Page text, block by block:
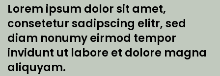
Lorem ipsum dolor sit amet,
consetetur sadipscing elitr, sed
diam nonumy eirmod tempor
invidunt ut labore et dolore magna
aliquyam.